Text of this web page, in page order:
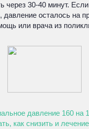
через 30-40 минут. Если
давление осталось на
или врача из
давление 160 на
как снизить и